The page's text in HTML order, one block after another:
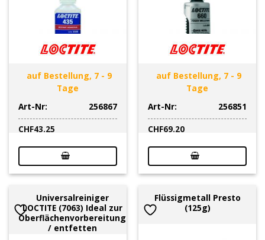
auf Bestellung, 7 - 9
Tage
Art-Nr:
256867
CHF43.25
auf Bestellung, 7 - 9
Tage
Art-Nr:
256851
CHF69.20
Universalreiniger
LOCTITE (7063) Ideal zur
Oberflächenvorbereitung
/ entfetten
Flüssigmetall Presto
(125g)